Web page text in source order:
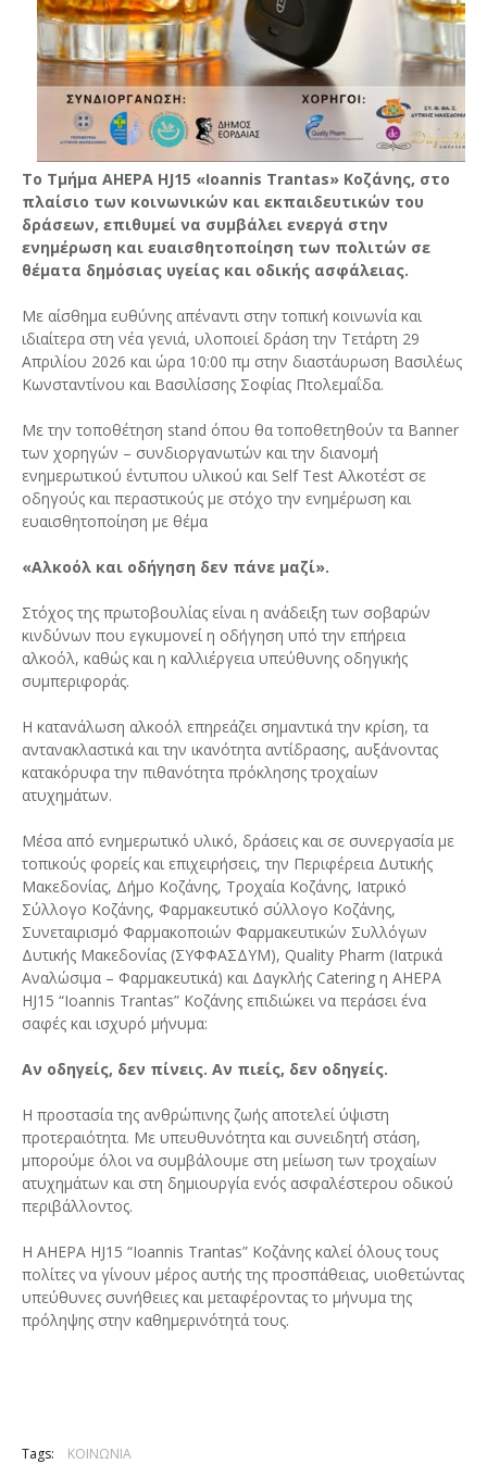
Το Τμήμα AHEPA HJ15 «Ioannis Trantas» Κοζάνης, στο
πλαίσιο των κοινωνικών και εκπαιδευτικών του
δράσεων, επιθυμεί να συμβάλει ενεργά στην
ενημέρωση και ευαισθητοποίηση των πολιτών σε
θέματα δημόσιας υγείας και οδικής ασφάλειας.
Με αίσθημα ευθύνης απέναντι στην τοπική κοινωνία και
ιδιαίτερα στη νέα γενιά, υλοποιεί δράση την Τετάρτη 29
Απριλίου 2026 και ώρα 10:00 πμ στην διαστάυρωση Βασιλέως
Κωνσταντίνου και Βασιλίσσης Σοφίας Πτολεμαΐδα.
Με την τοποθέτηση stand όπου θα τοποθετηθούν τα Banner
των χορηγών – συνδιοργανωτών και την διανομή
ενημερωτικού έντυπου υλικού και Self Test Αλκοτέστ σε
οδηγούς και περαστικούς με στόχο την ενημέρωση και
ευαισθητοποίηση με θέμα
«Αλκοόλ και οδήγηση δεν πάνε μαζί».
Στόχος της πρωτοβουλίας είναι η ανάδειξη των σοβαρών
κινδύνων που εγκυμονεί η οδήγηση υπό την επήρεια
αλκοόλ, καθώς και η καλλιέργεια υπεύθυνης οδηγικής
συμπεριφοράς.
Η κατανάλωση αλκοόλ επηρεάζει σημαντικά την κρίση, τα
αντανακλαστικά και την ικανότητα αντίδρασης, αυξάνοντας
κατακόρυφα την πιθανότητα πρόκλησης τροχαίων
ατυχημάτων.
Μέσα από ενημερωτικό υλικό, δράσεις και σε συνεργασία με
τοπικούς φορείς και επιχειρήσεις, την Περιφέρεια Δυτικής
Μακεδονίας, Δήμο Κοζάνης, Τροχαία Κοζάνης, Ιατρικό
Σύλλογο Κοζάνης, Φαρμακευτικό σύλλογο Κοζάνης,
Συνεταιρισμό Φαρμακοποιών Φαρμακευτικών Συλλόγων
Δυτικής Μακεδονίας (ΣΥΦΦΑΣΔΥΜ), Quality Pharm (Ιατρικά
Αναλώσιμα – Φαρμακευτικά) και Δαγκλής Catering η AHEPA
HJ15 “Ioannis Trantas” Κοζάνης επιδιώκει να περάσει ένα
σαφές και ισχυρό μήνυμα:
Αν οδηγείς, δεν πίνεις. Αν πιείς, δεν οδηγείς.
Η προστασία της ανθρώπινης ζωής αποτελεί ύψιστη
προτεραιότητα. Με υπευθυνότητα και συνειδητή στάση,
μπορούμε όλοι να συμβάλουμε στη μείωση των τροχαίων
ατυχημάτων και στη δημιουργία ενός ασφαλέστερου οδικού
περιβάλλοντος.
Η AHEPA HJ15 “Ioannis Trantas” Κοζάνης καλεί όλους τους
πολίτες να γίνουν μέρος αυτής της προσπάθειας, υιοθετώντας
υπεύθυνες συνήθειες και μεταφέροντας το μήνυμα της
πρόληψης στην καθημερινότητά τους.
Tags: ΚΟΙΝΩΝΙΑ